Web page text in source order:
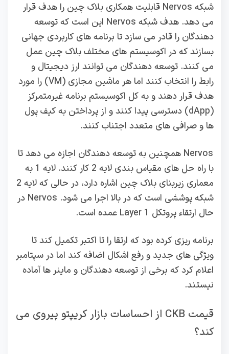
شبکه Nervos قابلیت همکاری بلاک چین را هدف قرار
می دهد. هدف شبکه Nervos این است که توسعه
دهندگان را قادر می سازد تا برنامه های کاربردی جهانی
بسازند که در اکوسیستم های مختلف بلاک چین عمل
می کنند. توسعه دهندگان می توانند ارز دیجیتال و
رابط را انتخاب کنند اما هر ماشین مجازی (VM) را مورد
هدف قرار دهند و به کل اکوسیستم برنامه غیرمتمرکز
(dApp) دسترسی پیدا کنند و از پرداختن به کیف پول
ها و صرافی های متعدد اجتناب کنند.
Nervos همچنین به توسعه دهندگان اجازه می دهد تا
با راه حل های مقیاس بندی لایه 2 کار کنند. لایه 1 به
معماری زیربنای بلاک چین اشاره دارد، در حالی که لایه 2
شبکه پوششی است که در بالا اجرا می شود. Nervos در
حال ارتقاء پروتکل Layer 1 عمده است.
برنامه‌ ریزی کرده بود که ارتقا را تا اکتبر تکمیل کند تا
ویژگی‌ های جدید و رفع اشکال اضافه کند اما در سپتامبر
اعلام کرد که برخی از توسعه‌ دهندگان و ماینر ها آماده
نیستند.
قیمت CKB از احساسات بازار کریپتو پیروی می
کند؟